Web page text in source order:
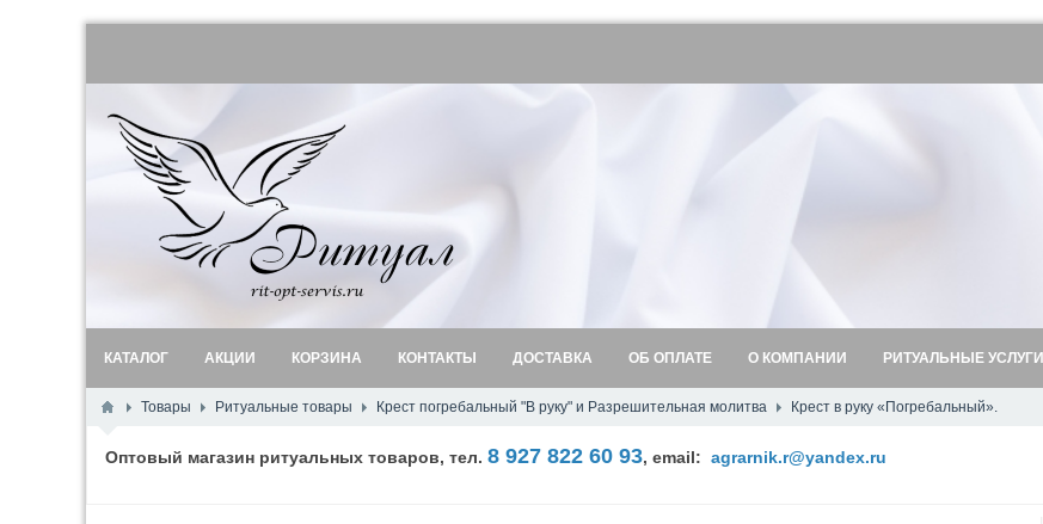
КАТАЛОГ АКЦИИ КОРЗИНА КОНТАКТЫ ДОСТАВКА ОБ ОПЛАТЕ О КОМПАНИИ РИТУАЛЬНЫЕ УСЛУГИ
Товары Ритуальные товары Крест погребальный "В руку" и Разрешительная молитва Крест в руку «Погребальный».
Оптовый магазин ритуальных товаров, тел. 8 927 822 60 93, email: agrarnik.r@yandex.ru